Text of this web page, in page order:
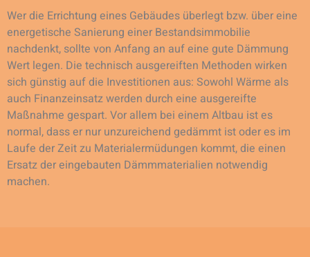
Wer die Errichtung eines Gebäudes überlegt bzw. über eine
energetische Sanierung einer Bestandsimmobilie
nachdenkt, sollte von Anfang an auf eine gute Dämmung
Wert legen. Die technisch ausgereiften Methoden wirken
sich günstig auf die Investitionen aus: Sowohl Wärme als
auch Finanzeinsatz werden durch eine ausgereifte
Maßnahme gespart. Vor allem bei einem Altbau ist es
normal, dass er nur unzureichend gedämmt ist oder es im
Laufe der Zeit zu Materialermüdungen kommt, die einen
Ersatz der eingebauten Dämmmaterialien notwendig
machen.